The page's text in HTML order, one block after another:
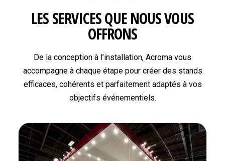
LES SERVICES QUE NOUS VOUS
OFFRONS
De la conception à l’installation, Acroma vous
accompagne à chaque étape pour créer des stands
efficaces, cohérents et parfaitement adaptés à vos
objectifs événementiels.